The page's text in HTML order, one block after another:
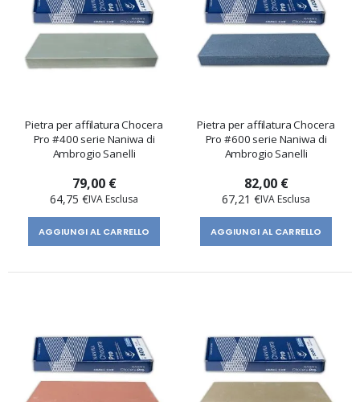
Pietra per affilatura Chocera
Pro #400 serie Naniwa di
Ambrogio Sanelli
79,00 €
64,75 €
AGGIUNGI AL CARRELLO
Pietra per affilatura Chocera
Pro #600 serie Naniwa di
Ambrogio Sanelli
82,00 €
67,21 €
AGGIUNGI AL CARRELLO